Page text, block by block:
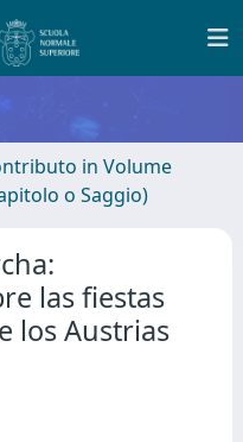
in Volume
o Saggio)
las fiestas
los Austrias